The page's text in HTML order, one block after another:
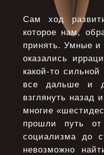
Сам ход
которое нам,
принять. Умные и
оказались
какой-то
все дальше и
взглянуть назад
многие
прошли путь от
социализма до
невозможно